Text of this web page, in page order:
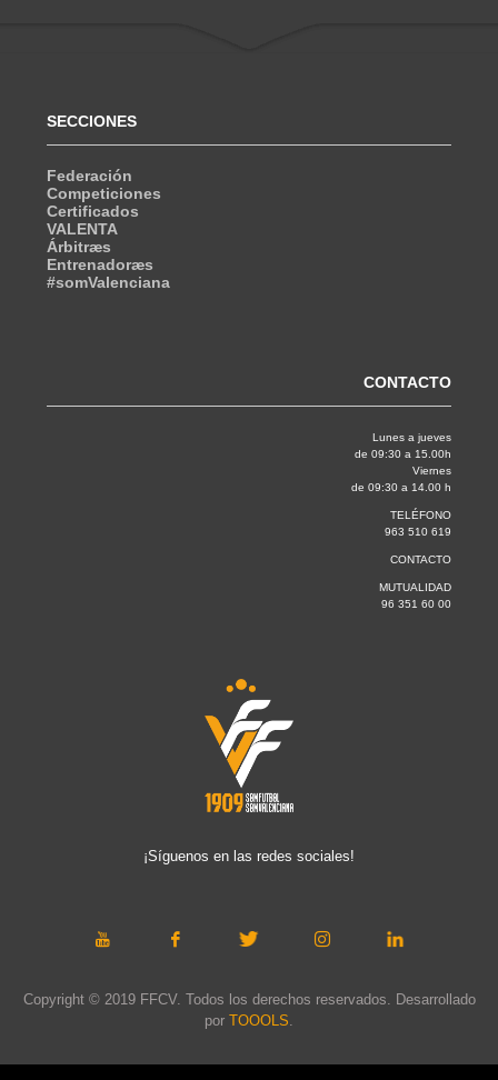
SECCIONES
Federación
Competiciones
Certificados
VALENTA
Árbitræs
Entrenadoræs
#somValenciana
CONTACTO
Lunes a jueves
de 09:30 a 15.00h
Viernes
de 09:30 a 14.00 h
TELÉFONO
963 510 619
CONTACTO
MUTUALIDAD
96 351 60 00
¡Síguenos en las redes sociales!
Copyright © 2019 FFCV. Todos los derechos reservados. Desarrollado
por TOOOLS